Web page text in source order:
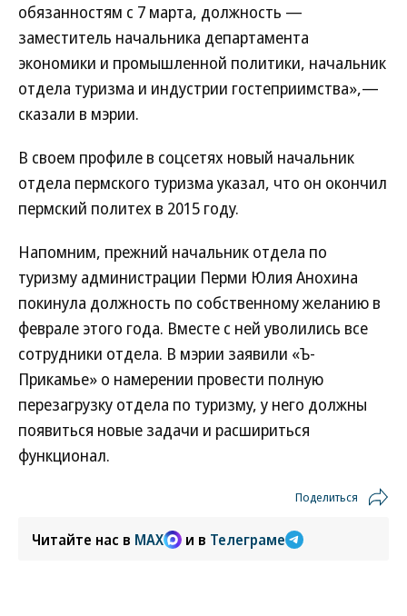
обязанностям с 7 марта, должность —
заместитель начальника департамента
экономики и промышленной политики, начальник
отдела туризма и индустрии гостеприимства»,—
сказали в мэрии.
В своем профиле в соцсетях новый начальник
отдела пермского туризма указал, что он окончил
пермский политех в 2015 году.
Напомним, прежний начальник отдела по
туризму администрации Перми Юлия Анохина
покинула должность по собственному желанию в
феврале этого года. Вместе с ней уволились все
сотрудники отдела. В мэрии заявили «Ъ-
Прикамье» о намерении провести полную
перезагрузку отдела по туризму, у него должны
появиться новые задачи и расшириться
функционал.
Поделиться
Читайте нас в MAX и в Телеграме